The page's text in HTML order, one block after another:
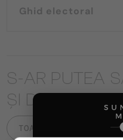
Ghid electoral
S-AR PUTEA
ȘI DE
TOATE PRODUSELE